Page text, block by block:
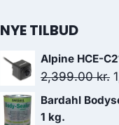
NYE TILBUD
Alpine HCE-
2,399.00kr.
Bardahl
1 kg.